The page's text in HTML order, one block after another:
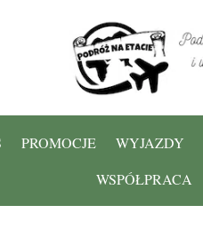
PROMOCJE WYJAZDY
WSPÓŁPRACA